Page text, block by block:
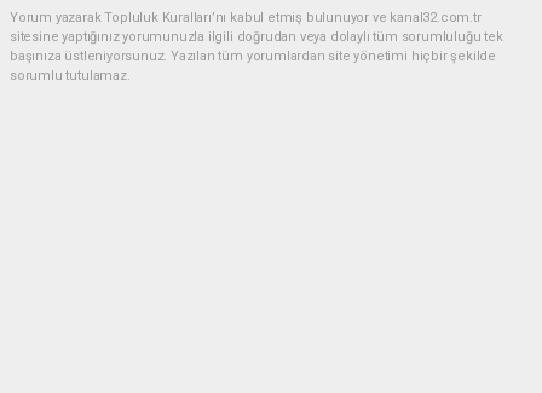
Yorum yazarak Topluluk Kuralları’nı kabul etmiş bulunuyor ve kanal32.com.tr
sitesine yaptığınız yorumunuzla ilgili doğrudan veya dolaylı tüm sorumluluğu tek
başınıza üstleniyorsunuz. Yazılan tüm yorumlardan site yönetimi hiçbir şekilde
sorumlu tutulamaz.